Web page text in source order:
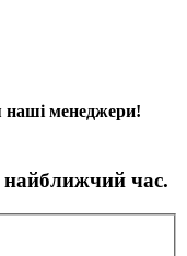
менеджери!
час.